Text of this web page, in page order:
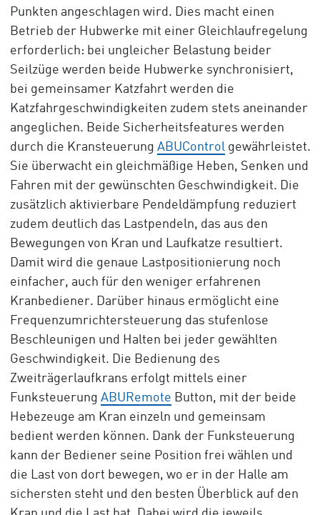
Punkten angeschlagen wird. Dies macht einen
Betrieb der Hubwerke mit einer Gleichlaufregelung
erforderlich: bei ungleicher Belastung beider
Seilzüge werden beide Hubwerke synchronisiert,
bei gemeinsamer Katzfahrt werden die
Katzfahrgeschwindigkeiten zudem stets aneinander
angeglichen. Beide Sicherheitsfeatures werden
durch die Kransteuerung ABUControlgewährleistet.
Sie überwacht ein gleichmäßige Heben, Senken und
Fahren mit der gewünschten Geschwindigkeit. Die
zusätzlich aktivierbare Pendeldämpfung reduziert
zudem deutlich das Lastpendeln, das aus den
Bewegungen von Kran und Laufkatze resultiert.
Damit wird die genaue Lastpositionierung noch
einfacher, auch für den weniger erfahrenen
Kranbediener. Darüber hinaus ermöglicht eine
Frequenzumrichtersteuerung das stufenlose
Beschleunigen und Halten bei jeder gewählten
Geschwindigkeit. Die Bedienung des
Zweiträgerlaufkrans erfolgt mittels einer
Funksteuerung ABURemote Button, mit der beide
Hebezeuge am Kran einzeln und gemeinsam
bedient werden können. Dank der Funksteuerung
kann der Bediener seine Position frei wählen und
die Last von dort bewegen, wo er in der Halle am
sichersten steht und den besten Überblick auf den